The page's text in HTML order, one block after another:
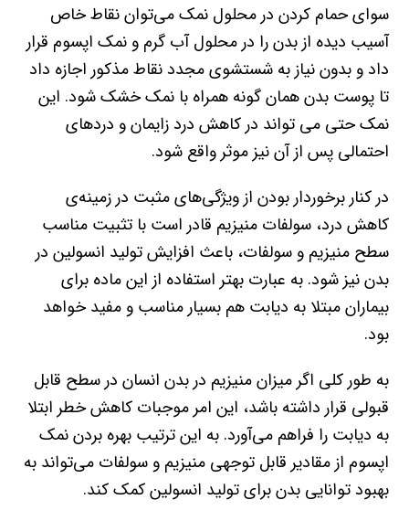
سوای حمام کردن در محلول نمک می‌توان نقاط خاص
آسیب دیده از بدن را در محلول آب گرم و نمک اپسوم قرار
داد و بدون نیاز به شستشوی مجدد نقاط مذکور اجازه داد
تا پوست بدن همان گونه همراه با نمک خشک شود. این
نمک حتی می تواند در کاهش درد زایمان و دردهای
احتمالی پس از آن نیز موثر واقع شود.
در کنار برخوردار بودن از ویژگی‌های مثبت در زمینه‌ی
کاهش درد، سولفات منیزیم قادر است با تثبیت مناسب
سطح منیزیم و سولفات، باعث افزایش تولید انسولین در
بدن نیز شود. به عبارت بهتر استفاده از این ماده برای
بیماران مبتلا به دیابت هم بسیار مناسب و مفید خواهد
بود.
به طور کلی اگر میزان منیزیم در بدن انسان در سطح قابل
قبولی قرار داشته باشد، این امر موجبات کاهش خطر ابتلا
به دیابت را فراهم می‌آورد. به این ترتیب بهره بردن نمک
اپسوم از مقادیر قابل توجهی منیزیم و سولفات می‌تواند به
بهبود توانایی بدن برای تولید انسولین کمک کند.